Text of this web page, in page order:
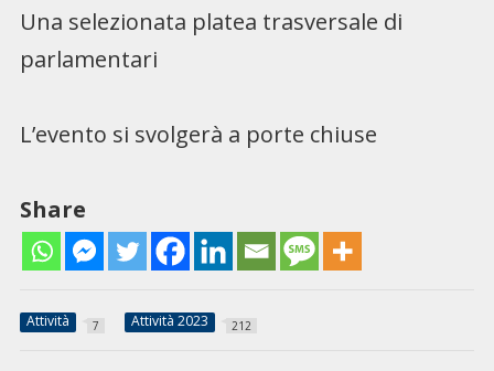
Una selezionata platea trasversale di
parlamentari
L’evento si svolgerà a porte chiuse
Share
Attività 7 Attività 2023 212